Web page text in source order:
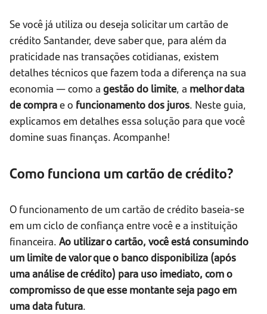
Se você já utiliza ou deseja solicitar um cartão de
crédito Santander, deve saber que, para além da
praticidade nas transações cotidianas, existem
detalhes técnicos que fazem toda a diferença na sua
economia — como a gestão do limite, a melhor data
de comprae o funcionamento dos juros. Neste guia,
explicamos em detalhes essa solução para que você
domine suas finanças. Acompanhe!
Como funciona um cartão de crédito?
O funcionamento de um cartão de crédito baseia-se
em um ciclo de confiança entre você e a instituição
financeira. Ao utilizar o cartão, você está consumindo
um limite de valor que o banco disponibiliza (após
uma análise de crédito) para uso imediato, com o
compromisso de que esse montante seja pago em
uma data futura.